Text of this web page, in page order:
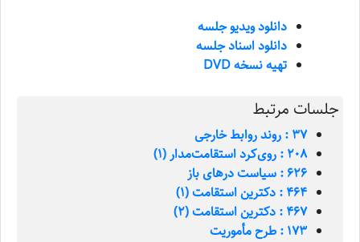
دانلود ویدیو جلسه
دانلود اسناد جلسه
تهیه نسخه DVD
جلسات مرتبط
37 : روند روابط خارجی
208 : روی‌کرد استقامت‌مدار (1)
626 : سیاست درهای باز
464 : دکترین استقامت (1)
467 : دکترین استقامت (2)
173 : طرح مأموریت